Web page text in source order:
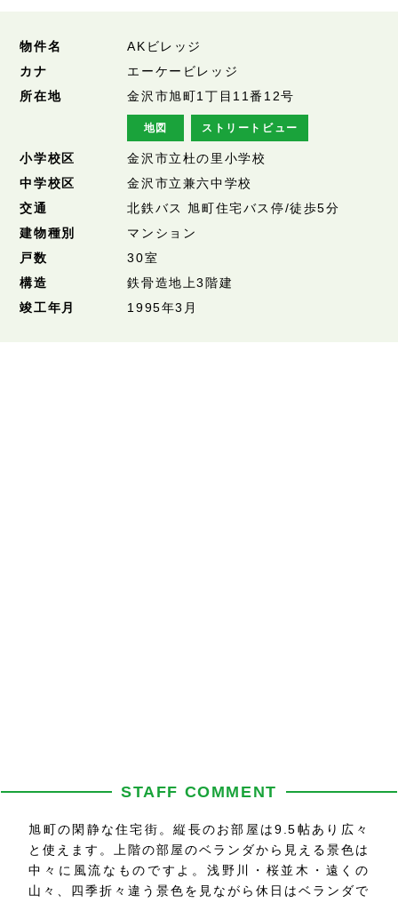
物件名
AKビレッジ
カナ
エーケービレッジ
所在地
金沢市旭町1丁目11番12号
地図 ストリートビュー
小学校区
金沢市立杜の里小学校
中学校区
金沢市立兼六中学校
交通
北鉄バス 旭町住宅バス停/徒歩5分
建物種別
マンション
戸数
30室
構造
鉄骨造地上3階建
竣工年月
1995年3月
STAFF COMMENT
旭町の閑静な住宅街。縦長のお部屋は9.5帖あり広々
と使えます。上階の部屋のベランダから見える景色は
中々に風流なものですよ。浅野川・桜並木・遠くの
山々、四季折々違う景色を見ながら休日はベランダで